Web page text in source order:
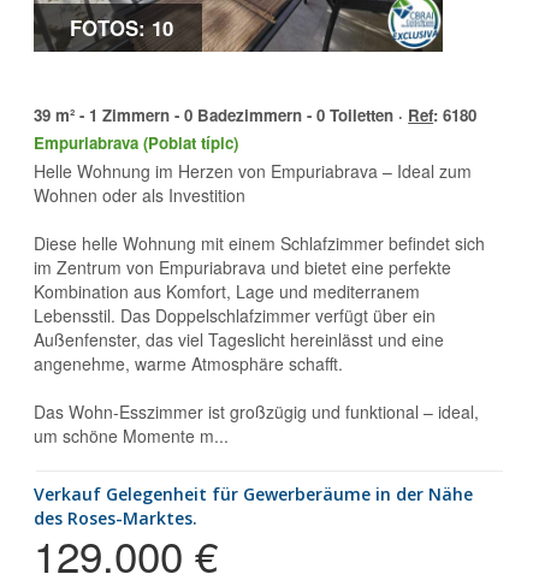
FOTOS: 10
39 m² - 1 Zimmern - 0 Badezimmern - 0 Toiletten · Ref: 6180
Empuriabrava (Poblat típic)
Helle Wohnung im Herzen von Empuriabrava – Ideal zum
Wohnen oder als Investition
Diese helle Wohnung mit einem Schlafzimmer befindet sich
im Zentrum von Empuriabrava und bietet eine perfekte
Kombination aus Komfort, Lage und mediterranem
Lebensstil. Das Doppelschlafzimmer verfügt über ein
Außenfenster, das viel Tageslicht hereinlässt und eine
angenehme, warme Atmosphäre schafft.
Das Wohn-Esszimmer ist großzügig und funktional – ideal,
um schöne Momente m...
Verkauf Gelegenheit für Gewerberäume in der Nähe
des Roses-Marktes.
129.000 €